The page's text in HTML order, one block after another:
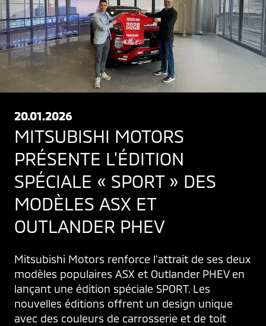
20.01.2026
MITSUBISHI MOTORS
PRÉSENTE L'ÉDITION
SPÉCIALE « SPORT » DES
MODÈLES ASX ET
OUTLANDER PHEV
Mitsubishi Motors renforce l'attrait de ses deux
modèles populaires ASX et Outlander PHEV en
lançant une édition spéciale SPORT. Les
nouvelles éditions offrent un design unique
avec des couleurs de carrosserie et de toit